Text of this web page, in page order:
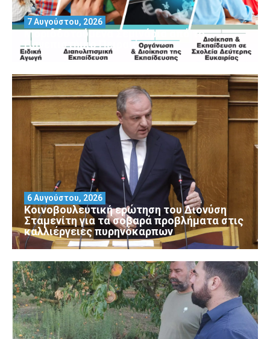
Μοριοδοτούμενα Σεμινάρια από το
Πανεπιστήμιο Πειραιά
7 Αυγούστου, 2026
Κοινοβουλευτική ερώτηση του Διονύση
Σταμενίτη για τα σοβαρά προβλήματα στις
καλλιέργειες πυρηνόκαρπων
6 Αυγούστου, 2026